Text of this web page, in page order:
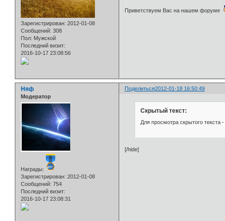
Зарегистрирован: 2012-01-08
Сообщений: 308
Пол: Мужской
Последний визит:
2016-10-17 23:08:56
Приветствуем Вас на нашем форуме
Поделиться2012-01-18 16:50:49
Няф
Модератор
Награды:
Зарегистрирован: 2012-01-08
Сообщений: 754
Последний визит:
2016-10-17 23:08:31
Скрытый текст:
Для просмотра скрытого текста -
[/hide]